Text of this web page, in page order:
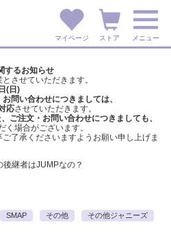
マイページ ストア メニュー
するお知らせ
させていただきます。
(日)
問い合わせにつきましては、
応させていただきます。
ご注文・ お問い合わせにつきましても、
く場合がございます。
ご了承くださいますようお願い申し上げま
継者はJUMPなの？
SMAP その他
その他ジャニーズ